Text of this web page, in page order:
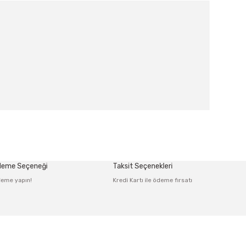
Seçeneği
yapın!
Taksit Seçenekleri
Kredi Kartı ile ödeme fırsatı